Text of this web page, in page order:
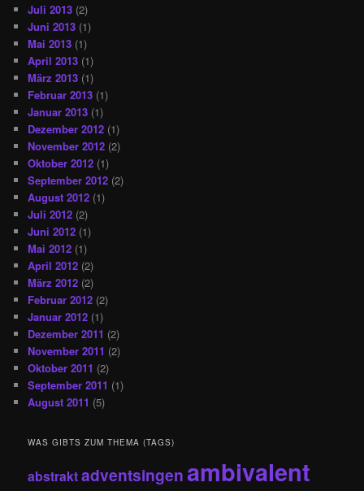
Juli 2013 (2)
Juni 2013 (1)
Mai 2013 (1)
April 2013 (1)
März 2013 (1)
Februar 2013 (1)
Januar 2013 (1)
Dezember 2012 (1)
November 2012 (2)
Oktober 2012 (1)
September 2012 (2)
August 2012 (1)
Juli 2012 (2)
Juni 2012 (1)
Mai 2012 (1)
April 2012 (2)
März 2012 (2)
Februar 2012 (2)
Januar 2012 (1)
Dezember 2011 (2)
November 2011 (2)
Oktober 2011 (2)
September 2011 (1)
August 2011 (5)
WAS GIBTS ZUM THEMA (TAGS)
abstraktadventsingenambivalent